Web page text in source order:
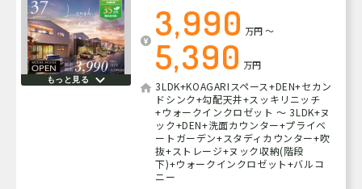
もっと見る
3,990 万円～
5,390 万円
3LDK+KOAGARIスペース+DEN+セカン
ドシンク+勾配天井+スッキリニッチ
+ウォークインクロゼット ～ 3LDK+ヌ
ック+DEN+洗面カウンター+プライベ
ートガーデン+スタディカウンター+吹
抜+ストレージ+ヌック収納(階段
下)+ウォークインクロゼット+バルコ
ニー